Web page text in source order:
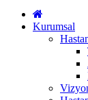
Kurumsal